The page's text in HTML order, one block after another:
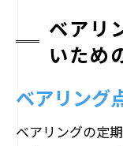
ベアリ
いため
ベアリング
ベアリングの定